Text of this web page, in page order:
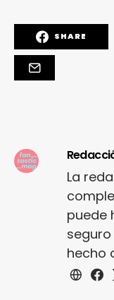
SHARE
La
puede
hecho